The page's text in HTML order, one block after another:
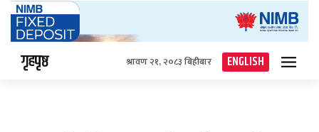
गृहपृष्ठ श्रावण २१, २०८३ बिहीबार ENGLISH